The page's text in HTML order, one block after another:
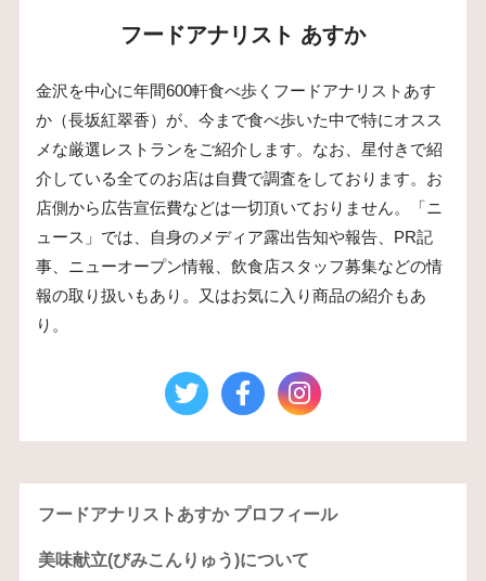
フードアナリスト あすか
金沢を中心に年間600軒食べ歩くフードアナリストあす
か（長坂紅翠香）が、今まで食べ歩いた中で特にオスス
メな厳選レストランをご紹介します。なお、星付きで紹
介している全てのお店は自費で調査をしております。お
店側から広告宣伝費などは一切頂いておりません。「ニ
ュース」では、自身のメディア露出告知や報告、PR記
事、ニューオープン情報、飲食店スタッフ募集などの情
報の取り扱いもあり。又はお気に入り商品の紹介もあ
り。
フードアナリストあすか プロフィール
美味献立(びみこんりゅう)について